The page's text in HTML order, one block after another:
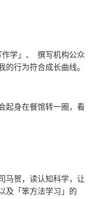
学」、 撰写机构公众
行为符合成长曲线。
起身在餐馆转一圈，看
马贺，读认知科学，让
及「笨方法学习」的